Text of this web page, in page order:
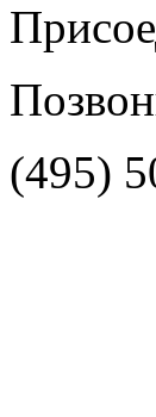
(495)